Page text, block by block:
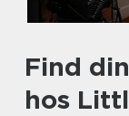
Find
hos